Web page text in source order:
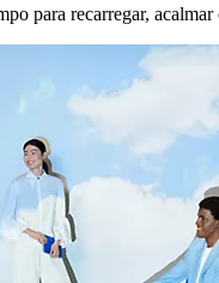
para recarregar,